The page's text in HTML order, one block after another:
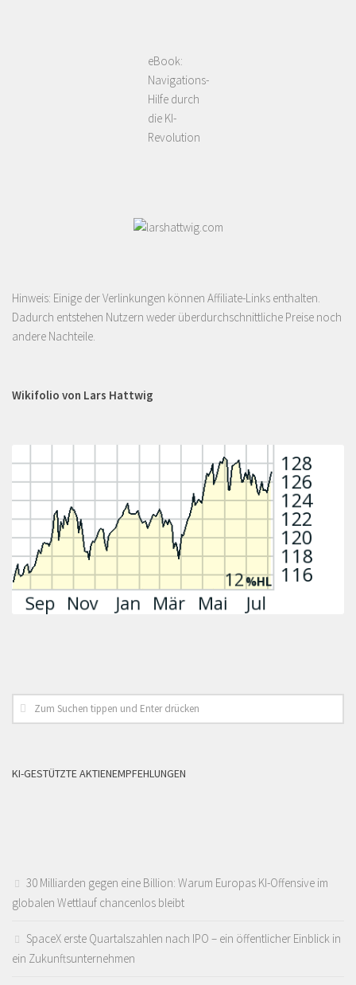
eBook:
Navigations-
Hilfe durch
die KI-
Revolution
Hinweis: Einige der Verlinkungen können Affiliate-Links enthalten.
Dadurch entstehen Nutzern weder überdurchschnittliche Preise noch
andere Nachteile.
Wikifolio von Lars Hattwig
KI-GESTÜTZTE AKTIENEMPFEHLUNGEN
30 Milliarden gegen eine Billion: Warum Europas KI-Offensive im
globalen Wettlauf chancenlos bleibt
SpaceX erste Quartalszahlen nach IPO – ein öffentlicher Einblick in
ein Zukunftsunternehmen